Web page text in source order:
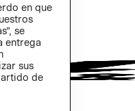
en que
se
entrega
sus
de